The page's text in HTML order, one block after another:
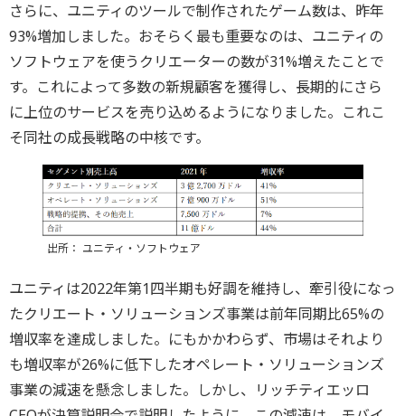
さらに、ユニティのツールで制作されたゲーム数は、昨年
93%増加しました。おそらく最も重要なのは、ユニティの
ソフトウェアを使うクリエーターの数が31%増えたことで
す。これによって多数の新規顧客を獲得し、長期的にさら
に上位のサービスを売り込めるようになりました。これこ
そ同社の成長戦略の中核です。
出所： ユニティ・ソフトウェア
ユニティは2022年第1四半期も好調を維持し、牽引役になっ
たクリエート・ソリューションズ事業は前年同期比65%の
増収率を達成しました。にもかかわらず、市場はそれより
も増収率が26%に低下したオペレート・ソリューションズ
事業の減速を懸念しました。しかし、リッチティエッロ